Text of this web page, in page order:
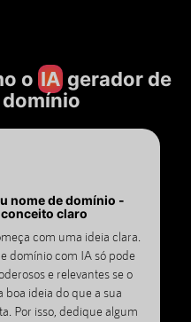
o IA gerador de
nome de domínio -
claro
com uma ideia clara.
domínio com IA só pode
e relevantes se o
ideia do que a sua
Por isso, dedique algum